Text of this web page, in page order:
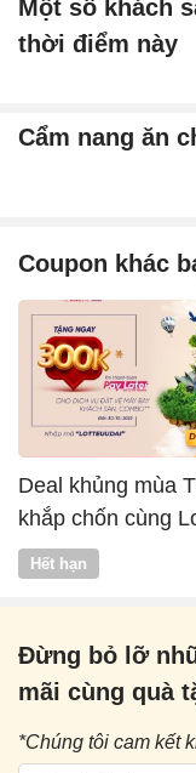
Một số khách
thời điểm này
Cẩm nang ăn
Coupon khác
Deal khủng mùa
khắp chốn cùng
Vntrip
Hết hạn
Đừng bỏ lỡ
mãi cùng quà
*Chúng tôi cam kết